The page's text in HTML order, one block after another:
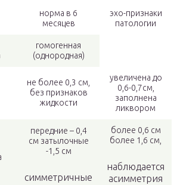
норма в 6
месяцев
эхо-признаки
патологии
гомогенная
(однородная)
не более 0,3 см,
без признаков
жидкости
увеличена до
0,6-0,7см,
заполнена
ликвором
передние – 0,4
см затылочные
-1,5 см
симметричные
более 0,6 см
более 1,6 см,
наблюдается
асимметрия